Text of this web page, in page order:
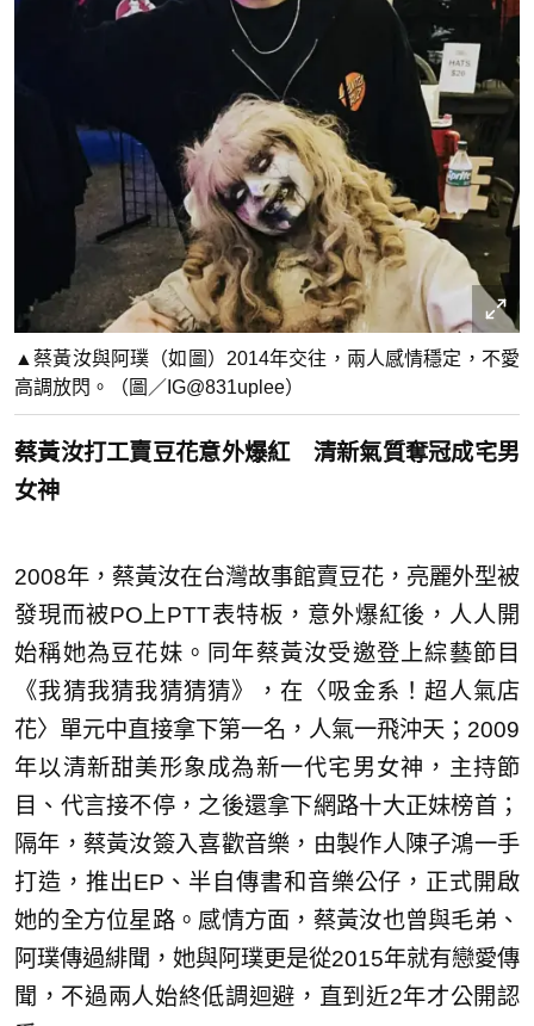
▲蔡黃汝與阿璞（如圖）2014年交往，兩人感情穩定，不愛
高調放閃。（圖／IG@831uplee）
蔡黃汝打工賣豆花意外爆紅 清新氣質奪冠成宅男
女神
2008年，蔡黃汝在台灣故事館賣豆花，亮麗外型被
發現而被PO上PTT表特板，意外爆紅後，人人開
始稱她為豆花妹。同年蔡黃汝受邀登上綜藝節目
《我猜我猜我猜猜猜》，在〈吸金系！超人氣店
花〉單元中直接拿下第一名，人氣一飛沖天；2009
年以清新甜美形象成為新一代宅男女神，主持節
目、代言接不停，之後還拿下網路十大正妹榜首；
隔年，蔡黃汝簽入喜歡音樂，由製作人陳子鴻一手
打造，推出EP、半自傳書和音樂公仔，正式開啟
她的全方位星路。感情方面，蔡黃汝也曾與毛弟、
阿璞傳過緋聞，她與阿璞更是從2015年就有戀愛傳
聞，不過兩人始終低調迴避，直到近2年才公開認